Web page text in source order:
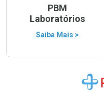
PBM
Laboratórios
Saiba Mais >
Ir